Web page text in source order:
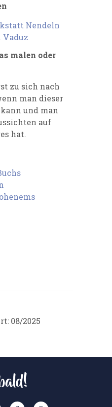
Nendeln
Vaduz
malen oder
zu sich nach
man dieser
und man
auf
hat.
08/2025